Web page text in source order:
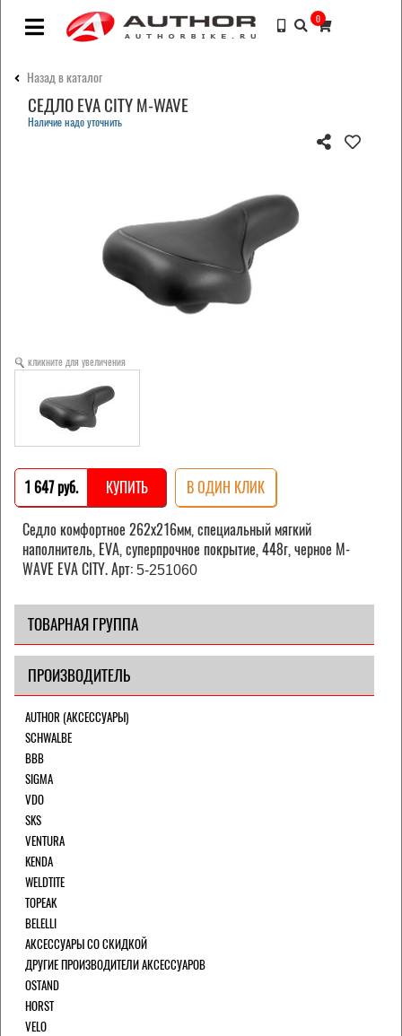
0
Назад в каталог
СЕДЛО EVA CITY M-WAVE
Наличие надо уточнить
кликните для увеличения
1 647 pуб. КУПИТЬ В ОДИН КЛИК
Седло комфортное 262х216мм, специальный мягкий
наполнитель, EVA, суперпрочное покрытие, 448г, черное M-
WAVE EVA CITY. Арт: 5-251060
ТОВАРНАЯ ГРУППА
ПРОИЗВОДИТЕЛЬ
AUTHOR (АКСЕССУАРЫ)
SCHWALBE
BBB
SIGMA
VDO
SKS
VENTURA
KENDA
WELDTITE
TOPEAK
BELELLI
АКСЕССУАРЫ СО СКИДКОЙ
ДРУГИЕ ПРОИЗВОДИТЕЛИ АКСЕССУАРОВ
OSTAND
HORST
VELO